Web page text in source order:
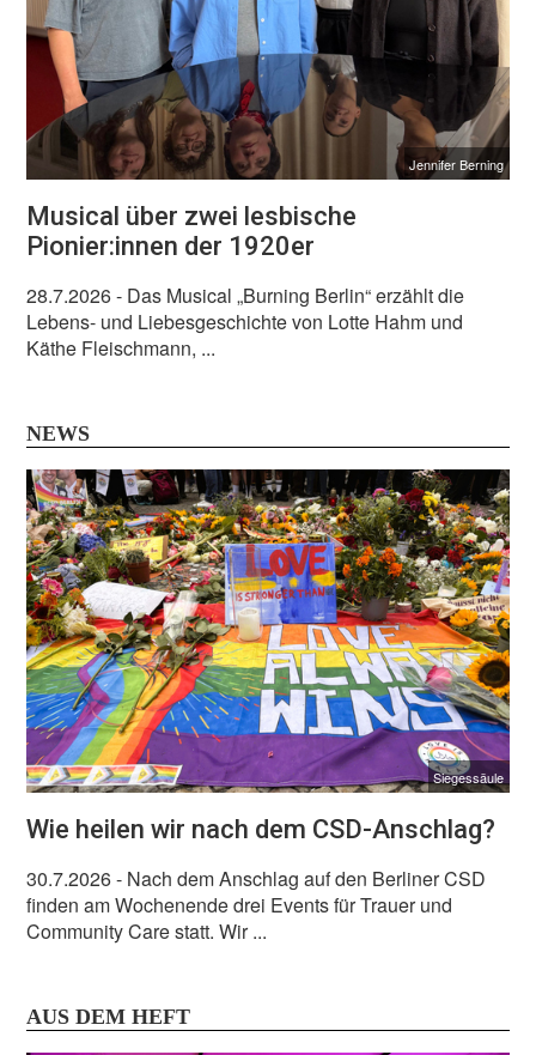
Jennifer Berning
Musical über zwei lesbische
Pionier:innen der 1920er
28.7.2026- Das Musical „Burning Berlin“ erzählt die
Lebens- und Liebesgeschichte von Lotte Hahm und
Käthe Fleischmann, ...
NEWS
Siegessäule
Wie heilen wir nach dem CSD-Anschlag?
30.7.2026- Nach dem Anschlag auf den Berliner CSD
finden am Wochenende drei Events für Trauer und
Community Care statt. Wir ...
AUS DEM HEFT